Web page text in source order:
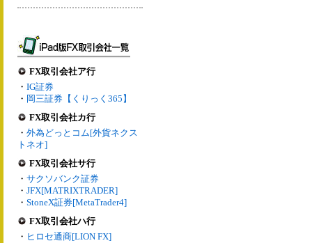
FX取引会社ア行
・ IG証券
・ 岡三証券【くりっく365】
FX取引会社カ行
・ 外為どっとコム[外貨ネクス
トネオ]
FX取引会社サ行
・ サクソバンク証券
・ JFX[MATRIXTRADER]
・ StoneX証券[MetaTrader4]
FX取引会社ハ行
・ ヒロセ通商[LION FX]